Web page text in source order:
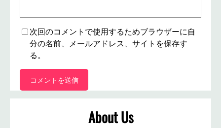
次回のコメントで使用するためブラウザーに自
分の名前、メールアドレス、サイトを保存す
る。
About Us